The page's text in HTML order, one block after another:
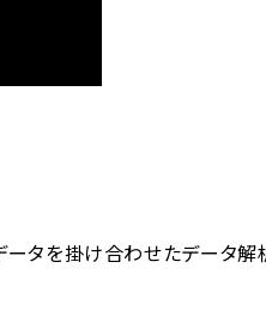
タを掛け合わせたデータ解